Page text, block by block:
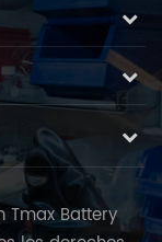
Tmax Battery